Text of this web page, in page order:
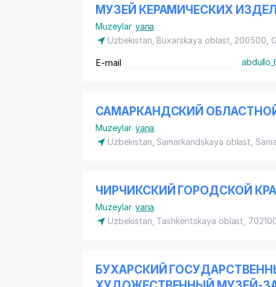
МУЗЕЙ КЕРАМИЧЕСКИХ
Muzeylar yana
Uzbekistan, Buxarskaya oblast, 200500,
E-mail
САМАРКАНДСКИЙ
Muzeylar yana
Uzbekistan, Samarkandskaya oblast,
ЧИРЧИКСКИЙ ГОРОДСКОЙ
Muzeylar yana
Uzbekistan, Tashkentskaya oblast,
БУХАРСКИЙ